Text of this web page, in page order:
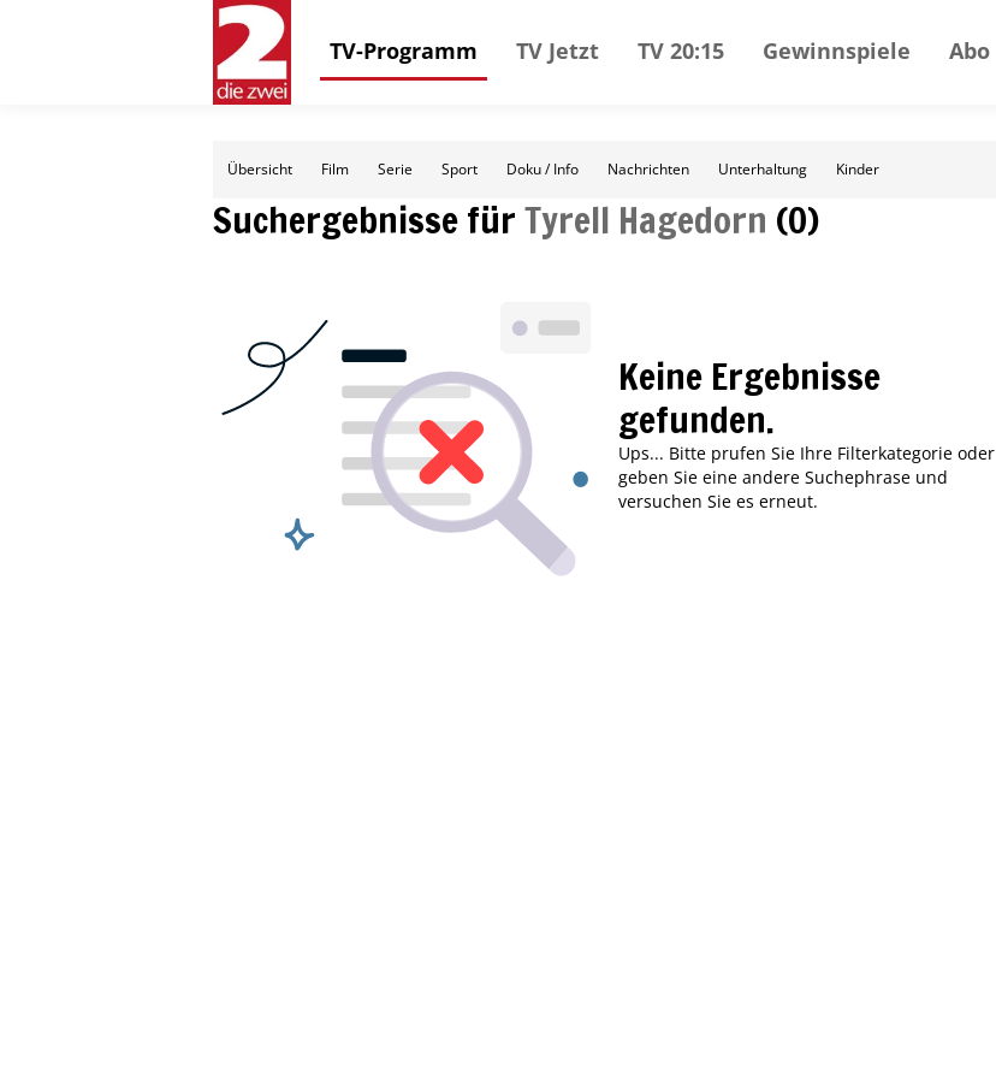
TV-Programm TV Jetzt TV 20:15 Gewinnspiele Abo
Übersicht Film Serie Sport Doku / Info Nachrichten Unterhaltung Kinder
Suchergebnisse fürTyrell Hagedorn (0)
Keine Ergebnisse
gefunden.
Ups... Bitte prufen Sie Ihre Filterkategorie oder
geben Sie eine andere Suchephrase und
versuchen Sie es erneut.